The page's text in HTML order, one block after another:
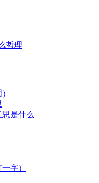
哲理
是什么
字）